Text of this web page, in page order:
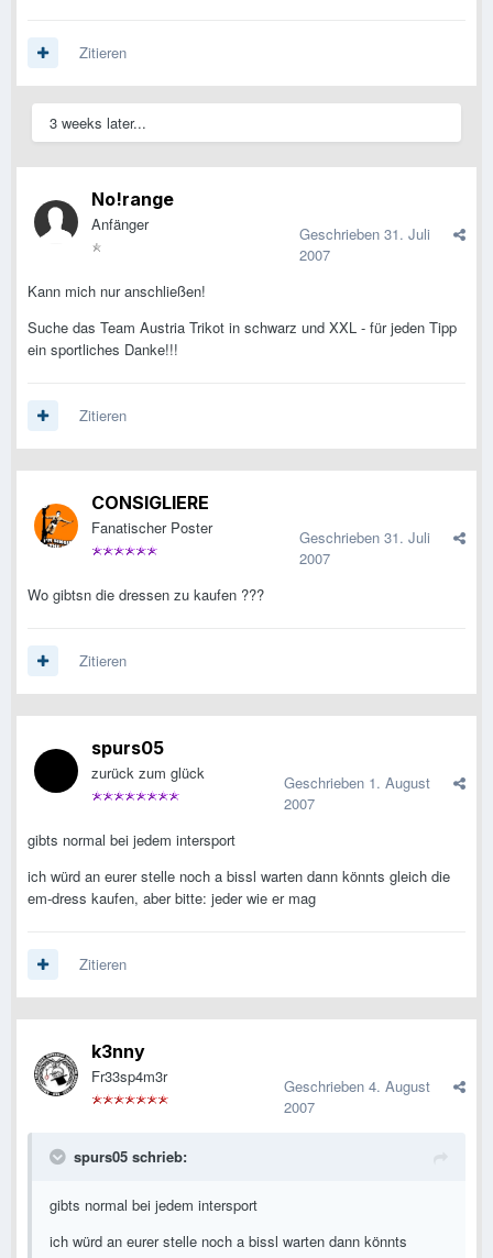
Zitieren
3 weeks later...
No!range
Anfänger Geschrieben 31. Juli
2007
Kann mich nur anschließen!
Suche das Team Austria Trikot in schwarz und XXL - für jeden Tipp
ein sportliches Danke!!!
Zitieren
CONSIGLIERE
Fanatischer Poster Geschrieben 31. Juli
2007
Wo gibtsn die dressen zu kaufen ???
Zitieren
spurs05
zurück zum glück Geschrieben 1. August
2007
gibts normal bei jedem intersport
ich würd an eurer stelle noch a bissl warten dann könnts gleich die
em-dress kaufen, aber bitte: jeder wie er mag
Zitieren
k3nny
Fr33sp4m3r Geschrieben 4. August
2007
spurs05 schrieb:
gibts normal bei jedem intersport
ich würd an eurer stelle noch a bissl warten dann könnts